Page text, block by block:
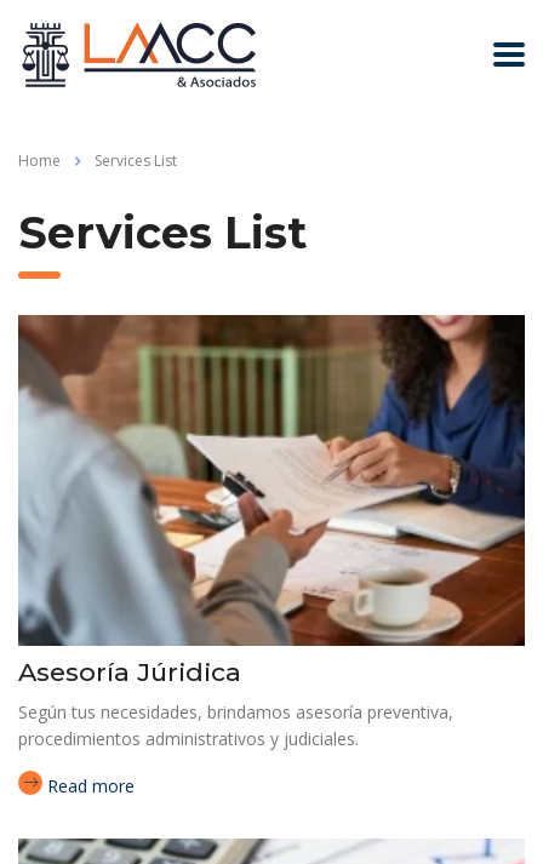
Home Services List
Services List
Asesoría Júridica
Según tus necesidades, brindamos asesoría preventiva,
procedimientos administrativos y judiciales.
Read more